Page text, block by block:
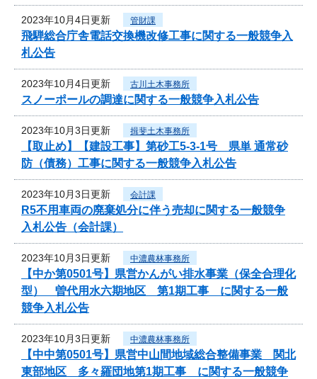
2023年10月4日更新 管財課
飛騨総合庁舎電話交換機改修工事に関する一般競争入
札公告
2023年10月4日更新 古川土木事務所
スノーポールの調達に関する一般競争入札公告
2023年10月3日更新 揖斐土木事務所
【取止め】【建設工事】第砂工5-3-1号 県単 通常砂
防（債務）工事に関する一般競争入札公告
2023年10月3日更新 会計課
R5不用車両の廃棄処分に伴う売却に関する一般競争
入札公告（会計課）
2023年10月3日更新 中濃農林事務所
【中か第0501号】県営かんがい排水事業（保全合理化
型） 曽代用水六期地区 第1期工事 に関する一般
競争入札公告
2023年10月3日更新 中濃農林事務所
【中中第0501号】県営中山間地域総合整備事業 関北
東部地区 多々羅団地第1期工事 に関する一般競争